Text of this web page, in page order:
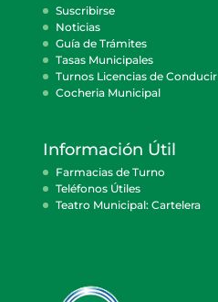
Suscribirse
Noticias
Guía de Trámites
Tasas Municipales
Turnos Licencias de Conducir
Cocheria Municipal
Información Útil
Farmacias de Turno
Teléfonos Útiles
Teatro Municipal: Cartelera